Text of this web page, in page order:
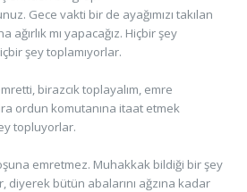
Gece vakti bir de ayağımızı takılan
mı yapacağız. Hiçbir şey
şey toplamıyorlar.
birazcık toplayalım, emre
ordun komutanına itaat etmek
topluyorlar.
emretmez. Muhakkak bildiği bir şey
diyerek bütün abalarını ağzına kadar